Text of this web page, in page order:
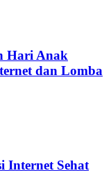
Hari Anak
dan Lomba
Internet Sehat